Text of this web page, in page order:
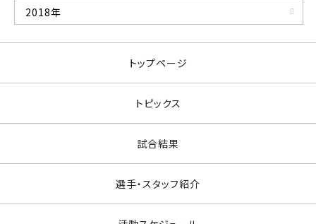
2018年
トップページ
トピックス
試合結果
選手・スタッフ紹介